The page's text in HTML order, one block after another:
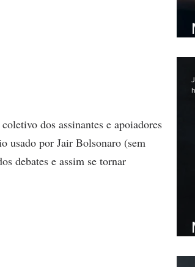
dos assinantes e apoiadores
usado por Jair Bolsonaro (sem
debates e assim se tornar